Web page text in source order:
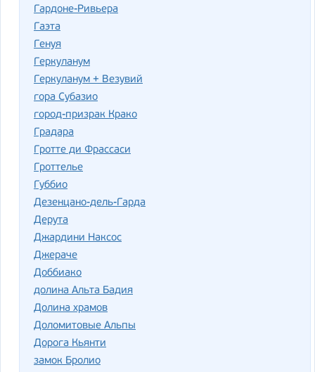
Гардоне-Ривьера
Гаэта
Генуя
Геркуланум
Геркуланум + Везувий
гора Субазио
город-призрак Крако
Градара
Гротте ди Фрассаси
Гроттелье
Губбио
Дезенцано-дель-Гарда
Дерута
Джардини Наксос
Джераче
Доббиако
долина Альта Бадия
Долина храмов
Доломитовые Альпы
Дорога Кьянти
замок Бролио